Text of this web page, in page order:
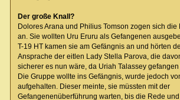
Der große Knall?
Dolores Arana und Philius Tomson zogen sich die
an. Sie wollten Uru Eruru als Gefangenen
T-19 HT kamen sie am Gefängnis an und hörten
Ansprache der eitlen Lady Stella Parova, die
sicherer es nun wäre, da Uriah Talassey gefangen
Die Gruppe wollte ins Gefängnis, wurde jedoch
aufgehalten. Dieser meinte, sie müssten mit der
Gefangenenüberführung warten, bis die Rede